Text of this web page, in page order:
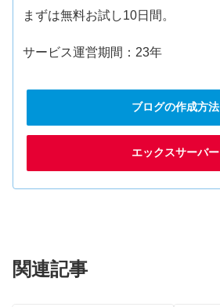
まずは無料お試し10日間。
サービス運営期間：23年
ブログの作成方法
エックスサーバー
関連記事